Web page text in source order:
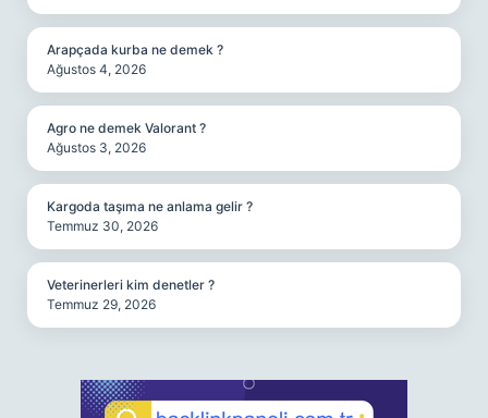
Arapçada kurba ne demek ?
Ağustos 4, 2026
Agro ne demek Valorant ?
Ağustos 3, 2026
Kargoda taşıma ne anlama gelir ?
Temmuz 30, 2026
Veterinerleri kim denetler ?
Temmuz 29, 2026